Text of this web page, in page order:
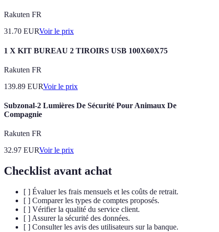
Rakuten FR
31.70 EURVoir le prix
1 X KIT BUREAU 2 TIROIRS USB 100X60X75
Rakuten FR
139.89 EURVoir le prix
Subzonal-2 Lumières De Sécurité Pour Animaux De
Compagnie
Rakuten FR
32.97 EURVoir le prix
Checklist avant achat
[ ] Évaluer les frais mensuels et les coûts de retrait.
[ ] Comparer les types de comptes proposés.
[ ] Vérifier la qualité du service client.
[ ] Assurer la sécurité des données.
[ ] Consulter les avis des utilisateurs sur la banque.